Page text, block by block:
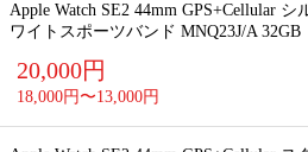
Apple Watch SE2 44mm GPS+Cellular
ワイトスポーツバンド MNQ23J/A 32GB
20,000円
18,000円〜13,000円